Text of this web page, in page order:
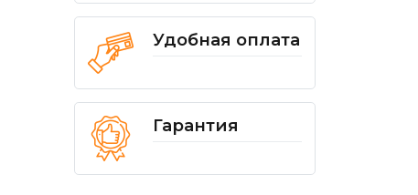
Удобная оплата
Гарантия